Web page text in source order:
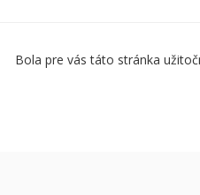
Bola pre vás táto stránka